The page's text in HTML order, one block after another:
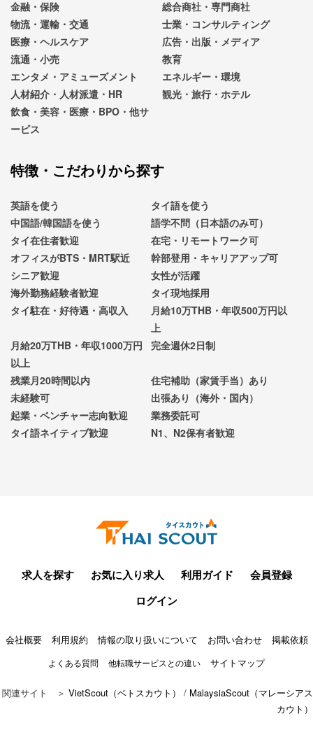
金融・保険
総合商社・専門商社
物流・運輸・交通
士業・コンサルティング
医療・ヘルスケア
広告・出版・メディア
流通・小売
教育
エンタメ・アミューズメント
エネルギー・環境
人材紹介・人材派遣・HR
観光・旅行・ホテル
飲食・美容・医療・BPO・他サ
ービス
特徴・こだわりから探す
英語を使う
タイ語を使う
中国語/韓国語を使う
語学不問（日本語のみ可）
タイ在住者歓迎
在宅・リモートワーク可
オフィスがBTS・MRT駅近
幹部登用・キャリアアップ可
シニア歓迎
女性が活躍
海外勤務経験者歓迎
タイ現地採用
タイ駐在・好待遇・高収入
月給10万THB・年収500万円以
上
月給20万THB・年収1000万円
以上
完全週休2日制
残業月20時間以内
住宅補助（家賃手当）あり
未経験可
出張あり（海外・国内）
起業・ベンチャー志向歓迎
業務委託可
タイ語ネイティブ歓迎
N1、N2保有者歓迎
求人を探す お気に入り求人 利用ガイド
会員登録
ログイン
会社概要 利用規約 情報の取り扱いについて お問い合わせ 掲載依頼
よくある質問 他転職サービスとの違い サイトマップ
関連サイト ＞ VietScout（ベトスカウト） / MalaysiaScout（マレーシアス
カウト）